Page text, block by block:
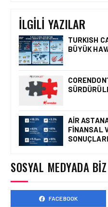
İLGILI YAZILAR
TURKISH
BÜYÜK
AIR
FINANSAL
SOSYAL MEDYADA BIZ
FACEBOOK